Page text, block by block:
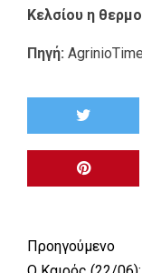
Κελσίου η
Πηγή:
Προηγούμενο